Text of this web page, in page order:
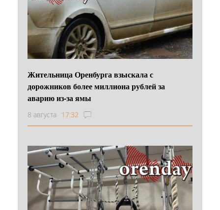
Жительница Оренбурга взыскала с
дорожников более миллиона рублей за
аварию из-за ямы
8 августа 17:32